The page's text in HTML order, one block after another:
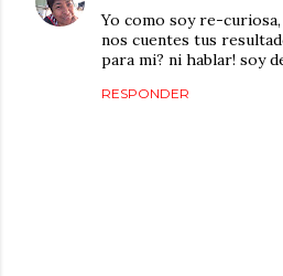
Yo como soy re-
nos cuentes tus
para mi? ni hablar! soy
RESPONDER